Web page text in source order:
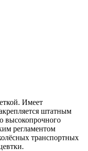
Имеет
штатным
высокопрочного
регламентом
транспортных